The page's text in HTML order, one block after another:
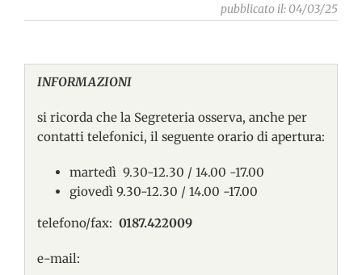
pubblicato il: 04/03/25
INFORMAZIONI
si ricorda che la Segreteria osserva, anche per
contatti telefonici, il seguente orario di apertura:
martedì 9.30-12.30 / 14.00 -17.00
giovedì 9.30-12.30 / 14.00 -17.00
telefono/fax: 0187.422009
e-mail: